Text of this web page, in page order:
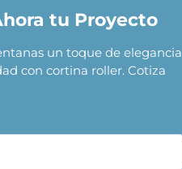
tu Proyecto
un toque de elegancia
con cortina roller. Cotiza